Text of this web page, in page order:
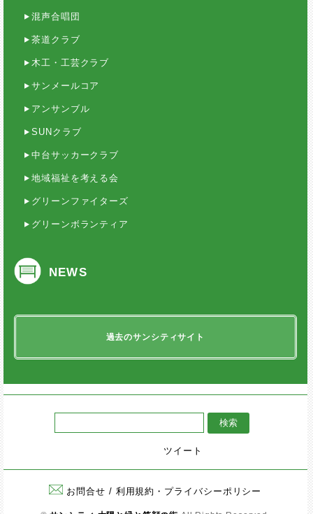
混声合唱団
茶道クラブ
木工・工芸クラブ
サンメールコア
アンサンブル
SUNクラブ
中台サッカークラブ
地域福祉を考える会
グリーンファイターズ
グリーンボランティア
NEWS
過去のサンシティサイト
ツイート
お問合せ / 利用規約・プライバシーポリシー